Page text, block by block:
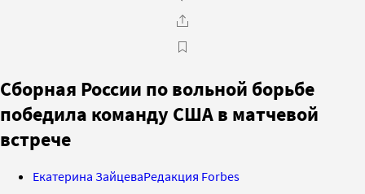
Сборная России по вольной борьбе
победила команду США в матчевой
встрече
Екатерина ЗайцеваРедакция Forbes